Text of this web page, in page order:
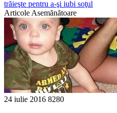
trăieşte pentru a-şi iubi soţul
Articole Asemănătoare
24 iulie 2016 8280